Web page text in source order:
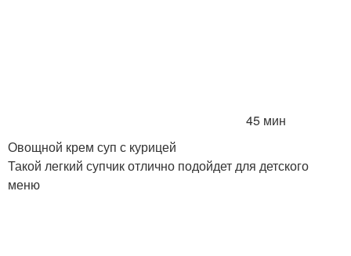
45 мин
Овощной крем суп с курицей
Такой легкий супчик отлично подойдет для детского
меню